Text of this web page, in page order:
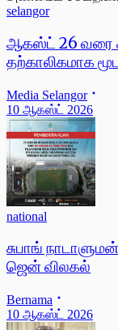
selangor
ஆகஸ்ட் 26 வரை
தற்காலிகமாக
Media Selangor
10 ஆகஸ்ட் 2026
national
சுபாங்
ஜென் விலகல்
Bernama
10 ஆகஸ்ட் 2026